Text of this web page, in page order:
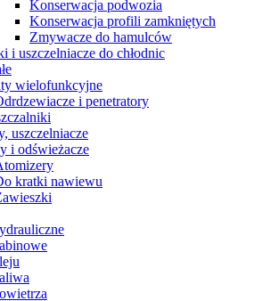
Konserwacja podwozia
Konserwacja profili zamkniętych
Zmywacze do hamulców
i uszczelniacze do chłodnic
wielofunkcyjne
i penetratory
uszczelniacze
i odświeżacze
kratki nawiewu